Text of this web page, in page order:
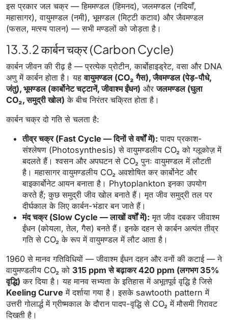
इस प्रकार जल चक्र — हिममण्डल (हिमनद), जलमण्डल (नदियाँ,
महासागर), वायुमण्डल (नमी), भूमण्डल (मिट्टी कटाव) और जैवमण्डल
(फसल, मत्स्य पालन) — सभी मण्डलों को जोड़ता है।
13.3.2 कार्बन चक्र (Carbon Cycle)
कार्बन जीवन की रीढ़ है — प्रत्येक प्रोटीन, कार्बोहाइड्रेट, वसा और DNA
अणु में कार्बन होता है। यहवायुमण्डल (CO₂ गैस), जैवमण्डल (पेड़-पौधे,
जंतु), भूमण्डल (कार्बोनेट चट्टानें, जीवाश्म ईंधन) औरजलमण्डल (घुला
CO₂, समुद्री खोल) के बीच निरंतर चक्रित होता है।
कार्बन चक्र दो गति से चलता है:
तीव्र चक्र (Fast Cycle — दिनों से वर्षों में): पादप प्रकाश-
संश्लेषण (Photosynthesis) से वायुमण्डलीय CO₂ को ग्लूकोज़ में
बदलते हैं। श्वसन और अपघटन से CO₂ पुनः वायुमण्डल में लौटती
है। महासागर वायुमण्डलीय CO₂ अवशोषित कर कार्बोनेट और
बाइकार्बोनेट आयन बनाता है। Phytoplankton इनका उपयोग
करते हैं; कुछ समुद्री जीव खोल बनाते हैं। मृत जीव समुद्री तल पर
दीर्घकाल के लिए कार्बन-भंडार बन जाते हैं।
मंद चक्र (Slow Cycle — लाखों वर्षों में): मृत जीव दबकर जीवाश्म
ईंधन (कोयला, तेल, गैस) बनते हैं। इनके दहन से कार्बन अत्यंत तीव्र
गति से CO₂ के रूप में वायुमण्डल में लौट आता है।
1960 से मानव गतिविधियों — जीवाश्म ईंधन दहन और वनों की कटाई — ने
वायुमण्डलीय CO₂ को 315 ppm से बढ़ाकर 420 ppm (लगभग 35%
वृद्धि) कर दिया है। यह मानव सभ्यता के इतिहास में अभूतपूर्व वृद्धि है जिसे
Keeling Curve में दर्शाया गया है। इसके sawtooth pattern में
उत्तरी गोलार्द्ध में ग्रीष्मकाल के दौरान पादप-वृद्धि से CO₂ में मौसमी गिरावट
दिखती है।